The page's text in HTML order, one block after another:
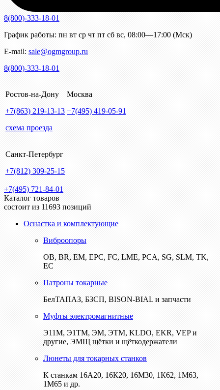
8(800)-333-18-01
График работы: пн вт ср чт пт сб вс, 08:00—17:00 (Мск)
E-mail: sale@ogmgroup.ru
8(800)-333-18-01
Ростов-на-Дону
+7(863) 219-13-13
схема проезда
Москва
+7(495) 419-05-91
Санкт-Петербург
+7(812) 309-25-15
+7(495) 721-84-01
Каталог товаров
состоит из 11693 позиций
Оснастка и комплектующие
Виброопоры
ОВ, BR, EM, EPC, FC, LME, PCA, SG, SLM, TK,
EC
Патроны токарные
БелТАПАЗ, БЗСП, BISON-BIAL и запчасти
Муфты электромагнитные
Э11М, Э1ТМ, ЭМ, ЭТМ, KLDO, EKR, VEP и
другие, ЭМЩ щётки и щёткодержатели
Люнеты для токарных станков
К станкам 16А20, 16К20, 16М30, 1К62, 1М63,
1М65 и др.